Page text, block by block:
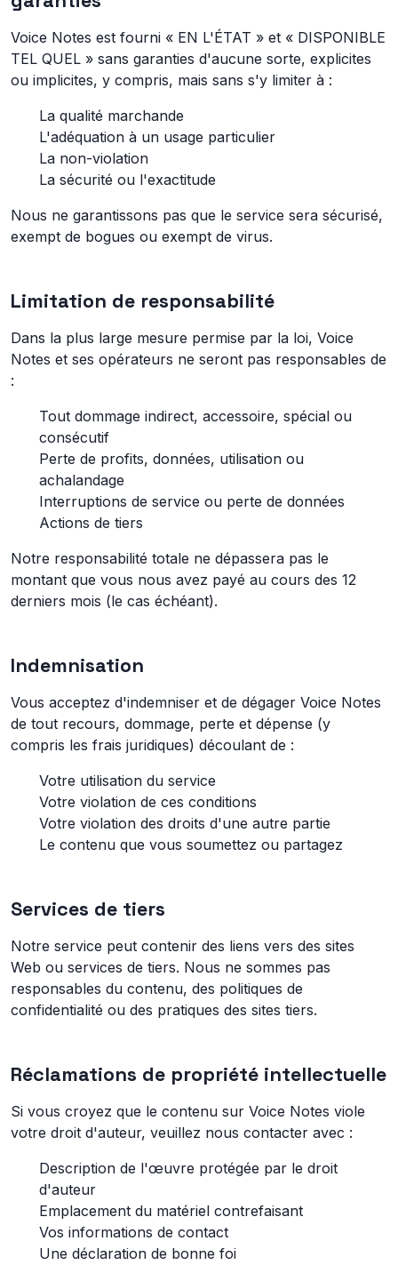
Voice Notes est fourni « EN L'ÉTAT » et « DISPONIBLE
TEL QUEL » sans garanties d'aucune sorte, explicites
ou implicites, y compris, mais sans s'y limiter à :
La qualité marchande
L'adéquation à un usage particulier
La non-violation
La sécurité ou l'exactitude
Nous ne garantissons pas que le service sera sécurisé,
exempt de bogues ou exempt de virus.
Limitation de responsabilité
Dans la plus large mesure permise par la loi, Voice
Notes et ses opérateurs ne seront pas responsables de
:
Tout dommage indirect, accessoire, spécial ou
consécutif
Perte de profits, données, utilisation ou
achalandage
Interruptions de service ou perte de données
Actions de tiers
Notre responsabilité totale ne dépassera pas le
montant que vous nous avez payé au cours des 12
derniers mois (le cas échéant).
Indemnisation
Vous acceptez d'indemniser et de dégager Voice Notes
de tout recours, dommage, perte et dépense (y
compris les frais juridiques) découlant de :
Votre utilisation du service
Votre violation de ces conditions
Votre violation des droits d'une autre partie
Le contenu que vous soumettez ou partagez
Services de tiers
Notre service peut contenir des liens vers des sites
Web ou services de tiers. Nous ne sommes pas
responsables du contenu, des politiques de
confidentialité ou des pratiques des sites tiers.
Réclamations de propriété intellectuelle
Si vous croyez que le contenu sur Voice Notes viole
votre droit d'auteur, veuillez nous contacter avec :
Description de l'œuvre protégée par le droit
d'auteur
Emplacement du matériel contrefaisant
Vos informations de contact
Une déclaration de bonne foi